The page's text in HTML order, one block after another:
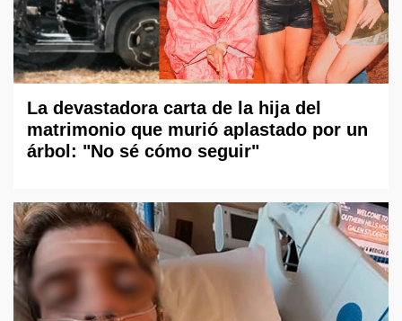
La devastadora carta de la hija del
matrimonio que murió aplastado por un
árbol: "No sé cómo seguir"